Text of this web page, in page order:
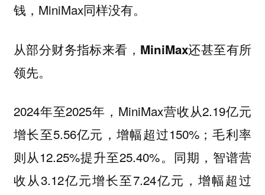
钱，MiniMax同样没有。
从部分财务指标来看，MiniMax还甚至有所
领先。
2024年至2025年，MiniMax营收从2.19亿元
增长至5.56亿元，增幅超过150%；毛利率
则从12.25%提升至25.40%。同期，智谱营
收从3.12亿元增长至7.24亿元，增幅超过